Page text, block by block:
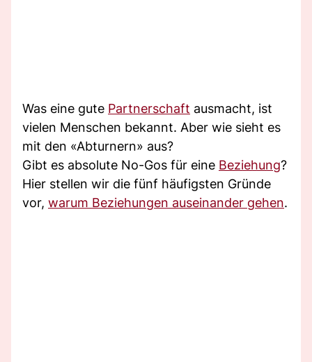
Was eine gute Partnerschaft ausmacht, ist
vielen Menschen bekannt. Aber wie sieht es
mit den «Abturnern» aus?
Gibt es absolute No-Gos für eine Beziehung?
Hier stellen wir die fünf häufigsten Gründe
vor, warum Beziehungen auseinander gehen.